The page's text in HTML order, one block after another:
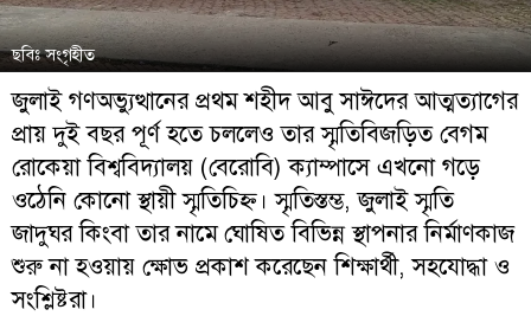
ছবিঃ সংগৃহীত
জুলাই গণঅভ্যুত্থানের প্রথম শহীদ আবু সাঈদের আত্মত্যাগের
প্রায় দুই বছর পূর্ণ হতে চললেও তার স্মৃতিবিজড়িত বেগম
রোকেয়া বিশ্ববিদ্যালয় (বেরোবি) ক্যাম্পাসে এখনো গড়ে
ওঠেনি কোনো স্থায়ী স্মৃতিচিহ্ন। স্মৃতিস্তম্ভ, জুলাই স্মৃতি
জাদুঘর কিংবা তার নামে ঘোষিত বিভিন্ন স্থাপনার নির্মাণকাজ
শুরু না হওয়ায় ক্ষোভ প্রকাশ করেছেন শিক্ষার্থী, সহযোদ্ধা ও
সংশ্লিষ্টরা।